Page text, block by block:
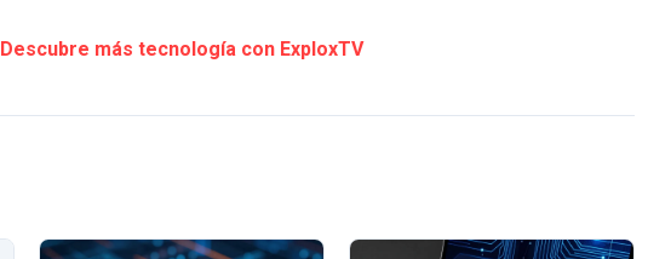
Descubre más tecnología con ExploxTV